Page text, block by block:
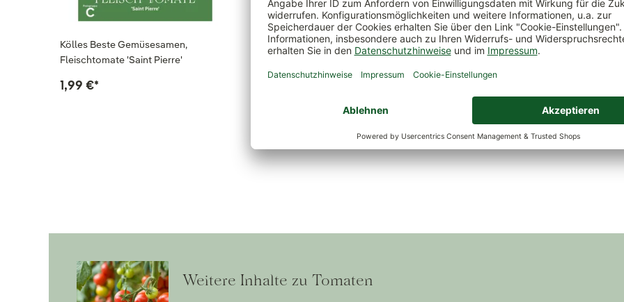
Kölles Beste Gemüsesamen,
Fleischtomate 'Saint Pierre'
1,99 €*
Gemüsesamen, Paprika 'Florajido'
5,49 €*
Kiepenkerl Saatgut
de Coer', rot
4,99 €
Weitere Inhalte zu Tomaten